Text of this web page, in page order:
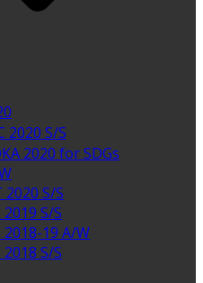
2020 S/S
2020 for SDGs
S/S
S/S
19 A/W
S/S